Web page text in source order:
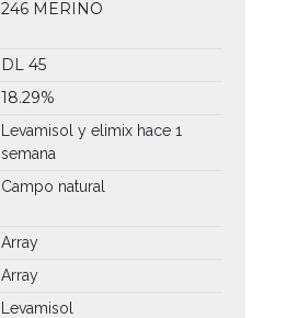
246 MERINO
DL 45
18.29%
Levamisol y elimix hace 1
semana
Campo natural
Array
Array
Levamisol